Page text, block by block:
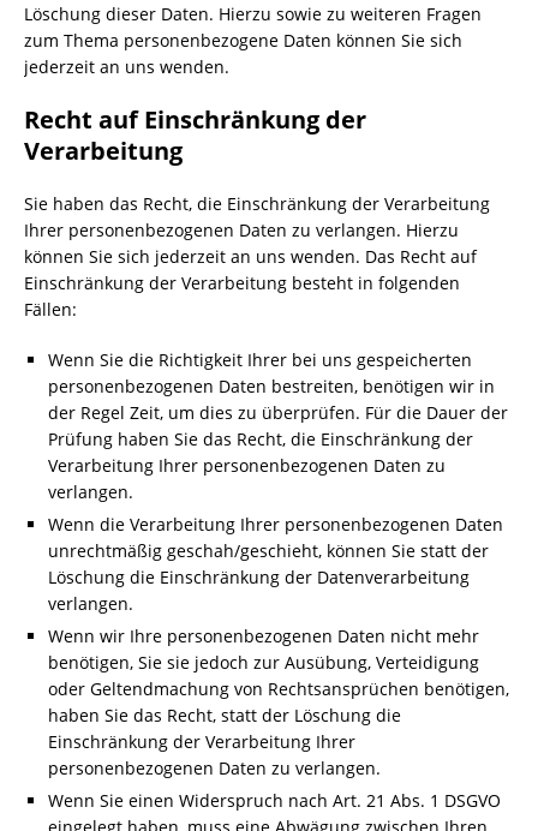
Löschung dieser Daten. Hierzu sowie zu weiteren Fragen
zum Thema personenbezogene Daten können Sie sich
jederzeit an uns wenden.
Recht auf Einschränkung der
Verarbeitung
Sie haben das Recht, die Einschränkung der Verarbeitung
Ihrer personenbezogenen Daten zu verlangen. Hierzu
können Sie sich jederzeit an uns wenden. Das Recht auf
Einschränkung der Verarbeitung besteht in folgenden
Fällen:
Wenn Sie die Richtigkeit Ihrer bei uns gespeicherten
personenbezogenen Daten bestreiten, benötigen wir in
der Regel Zeit, um dies zu überprüfen. Für die Dauer der
Prüfung haben Sie das Recht, die Einschränkung der
Verarbeitung Ihrer personenbezogenen Daten zu
verlangen.
Wenn die Verarbeitung Ihrer personenbezogenen Daten
unrechtmäßig geschah/geschieht, können Sie statt der
Löschung die Einschränkung der Datenverarbeitung
verlangen.
Wenn wir Ihre personenbezogenen Daten nicht mehr
benötigen, Sie sie jedoch zur Ausübung, Verteidigung
oder Geltendmachung von Rechtsansprüchen benötigen,
haben Sie das Recht, statt der Löschung die
Einschränkung der Verarbeitung Ihrer
personenbezogenen Daten zu verlangen.
Wenn Sie einen Widerspruch nach Art. 21 Abs. 1 DSGVO